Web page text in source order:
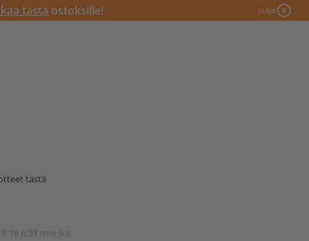
tästä ostoksille! sulje
tästä
16 h 51 min 8 s